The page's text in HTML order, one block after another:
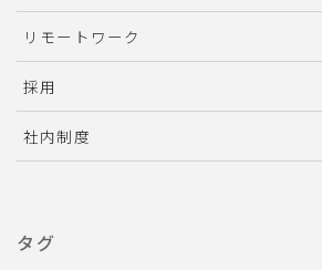
リモートワーク
採用
社内制度
タグ